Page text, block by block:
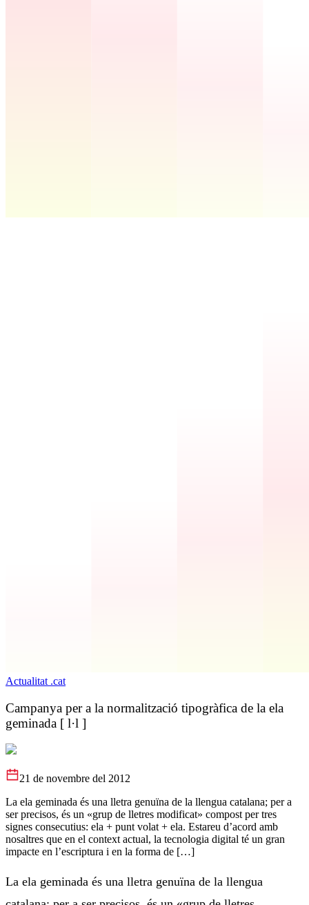
Actualitat .cat
Campanya per a la normalització tipogràfica de la ela
geminada [ l·l ]
21 de novembre del 2012
La ela geminada és una lletra genuïna de la llengua catalana; per a
ser precisos, és un «grup de lletres modificat» compost per tres
signes consecutius: ela + punt volat + ela. Estareu d’acord amb
nosaltres que en el context actual, la tecnologia digital té un gran
impacte en l’escriptura i en la forma de […]
La ela geminada és una lletra genuïna de la llengua